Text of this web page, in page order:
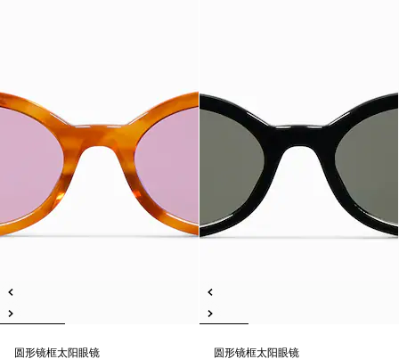
圆形镜框太阳眼镜
圆形镜框太阳眼镜